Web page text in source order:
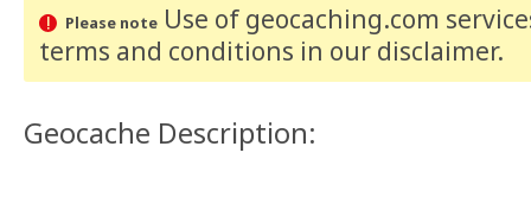
Please noteUse of geocaching.com
terms and conditions in our disclaimer.
Geocache Description: